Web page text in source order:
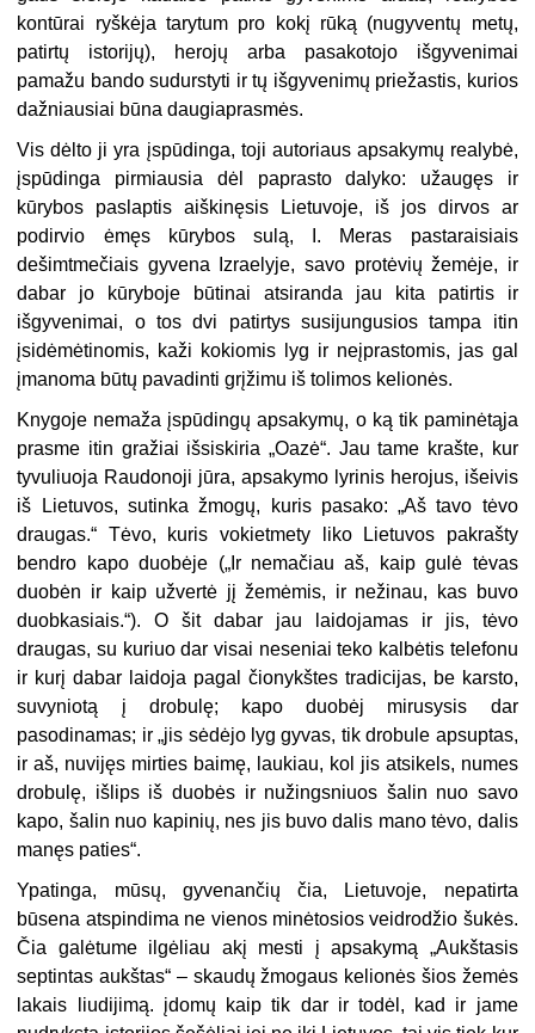
kontūrai ryškėja tary­tum pro kokį rūką (nugyventų metų,
patirtų istorijų), herojų arba pasako­tojo išgyvenimai
pamažu bando su­durstyti ir tų išgyvenimų priežastis, kurios
dažniausiai būna daugiapras­mės.
Vis dėlto ji yra įspūdinga, toji auto­riaus apsakymų realybė,
įspūdinga pirmiausia dėl paprasto dalyko: už­augęs ir
kūrybos paslaptis aiškinęsis Lietuvoje, iš jos dirvos ar
podirvio ėmęs kūrybos sulą, I. Meras pastarai­siais
dešimtmečiais gyvena Izraelyje, savo protėvių žemėje, ir
dabar jo kū­ryboje būtinai atsiranda jau kita pa­tirtis ir
išgyvenimai, o tos dvi patirtys susijungusios tampa itin
įsidėmėtino­mis, kaži kokiomis lyg ir neįprasto­mis, jas gal
įmanoma būtų pavadinti grįžimu iš tolimos kelionės.
Knygoje nemaža įspūdingų apsaky­mų, o ką tik paminėtąja
prasme itin gražiai išsiskiria „Oazė“. Jau tame krašte, kur
tyvuliuoja Raudonoji jūra, apsakymo lyrinis herojus, išeivis
iš Lietuvos, sutinka žmogų, kuris pasako: „Aš tavo tėvo
draugas.“ Tėvo, kuris vokietmety liko Lietuvos pakrašty
bendro kapo duobėje („Ir nemačiau aš, kaip gulė tėvas
duobėn ir kaip užvertė jį žemėmis, ir nežinau, kas buvo
duobkasiais.“). O šit dabar jau laidojamas ir jis, tėvo
draugas, su kuriuo dar visai neseniai teko kalbė­tis telefonu
ir kurį dabar laidoja pa­gal čionykštes tradicijas, be karsto,
suvyniotą į drobulę; kapo duobėj mirusysis dar
pasodinamas; ir „jis sėdėjo lyg gyvas, tik drobule apsuptas,
ir aš, nuvijęs mirties baimę, laukiau, kol jis atsikels, numes
drobulę, išlips iš duobės ir nužingsniuos šalin nuo savo
kapo, šalin nuo kapinių, nes jis buvo dalis mano tėvo, dalis
manęs paties“.
Ypatinga, mūsų, gyvenančių čia, Lietuvoje, nepatirta
būsena atspindi­ma ne vienos minėtosios veidrodžio šukės.
Čia galėtume ilgėliau akį mesti į apsakymą „Aukštasis
septintas aukštas“ – skaudų žmogaus kelionės šios žemės
lakais liudijimą. įdomų kaip tik dar ir todėl, kad ir jame